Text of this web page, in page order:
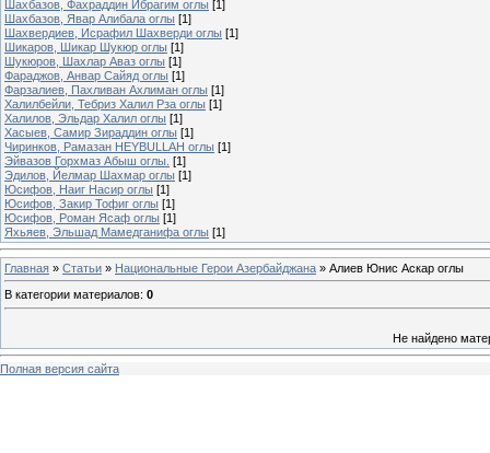
Шахбазов, Фахраддин Ибрагим оглы [1]
Шахбазов, Явар Алибала оглы [1]
Шахвердиев, Исрафил Шахверди оглы [1]
Шикаров, Шикар Шукюр оглы [1]
Шукюров, Шахлар Аваз оглы [1]
Фараджов, Анвар Cайяд оглы [1]
Фарзалиев, Пахливан Ахлиман оглы [1]
Халилбейли, Тебриз Халил Рза оглы [1]
Халилов, Эльдар Халил оглы [1]
Хасыев, Самир Зираддин оглы [1]
Чиринков, Рамазан HEYBULLAH оглы [1]
Эйвазов Горхмаз Абыш оглы. [1]
Эдилов, Йелмар Шахмар оглы [1]
Юсифов, Наиг Насир оглы [1]
Юсифов, Закир Тофиг оглы [1]
Юсифов, Роман Ясаф оглы [1]
Яхьяев, Эльшад Мамедганифа оглы [1]
Главная » Статьи » Национальные Герои Азербайджана » Алиев Юнис Аскар оглы
В категории материалов: 0
Не найдено
Полная версия сайта